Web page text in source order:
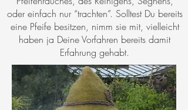
oder einfach nur “trachten”. Solltest Du bereits
eine Pfeife besitzen, nimm sie mit, vielleicht
haben ja Deine Vorfahren bereits damit
Erfahrung gehabt.